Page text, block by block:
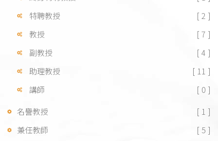
特聘教授
[ 2 ]
教授
[ 7 ]
副教授
[ 4 ]
助理教授
[ 11 ]
講師
[ 0 ]
名譽教授
[ 1 ]
兼任教師
[ 5 ]